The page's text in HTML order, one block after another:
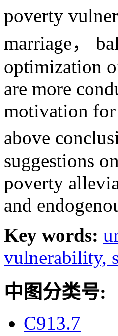
poverty
marriage，
optimization
are more
motivation
above
suggestions
poverty
and
Key words:
vulnerability,
中图分类号:
C913.7